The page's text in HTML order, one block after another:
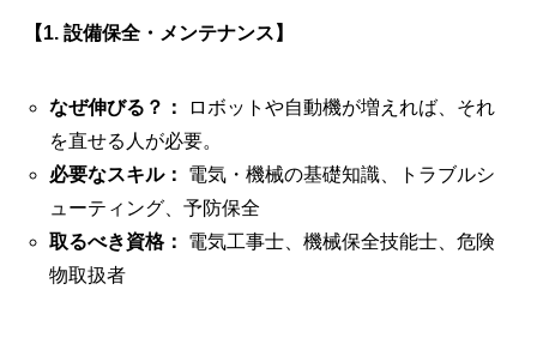
【1. 設備保全・メンテナンス】
なぜ伸びる？：
ロボットや自動機が増えれば、それ
を直せる人が必要。
必要なスキル：
電気・機械の基礎知識、トラブルシ
ューティング、予防保全
取るべき資格：
電気工事士、機械保全技能士、危険
物取扱者